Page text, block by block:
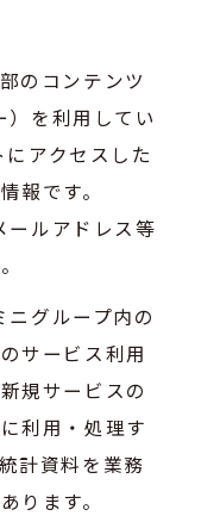
のコンテンツ
を利用してい
アクセスした
報です。
ルアドレス等
グループ内の
サービス利用
規サービスの
利用・処理す
計資料を業務
ります。